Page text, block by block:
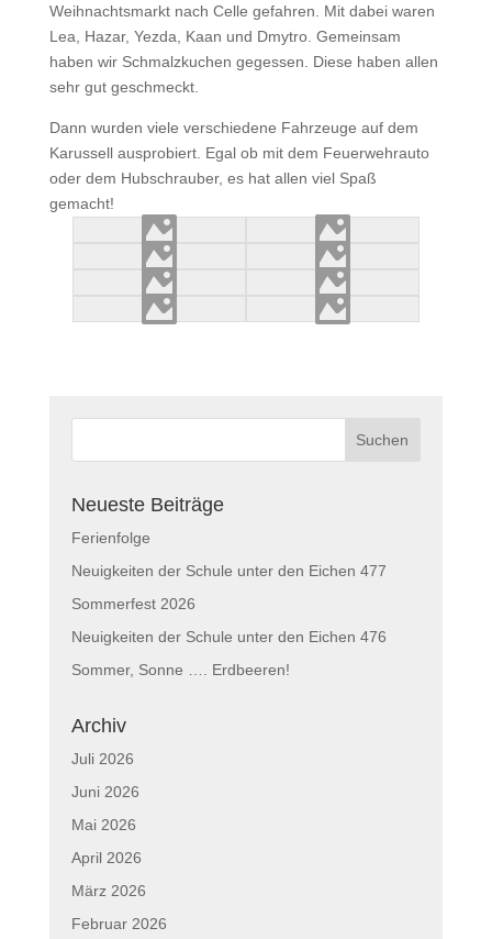
Weihnachtsmarkt nach Celle gefahren. Mit dabei waren
Lea, Hazar, Yezda, Kaan und Dmytro. Gemeinsam
haben wir Schmalzkuchen gegessen. Diese haben allen
sehr gut geschmeckt.
Dann wurden viele verschiedene Fahrzeuge auf dem
Karussell ausprobiert. Egal ob mit dem Feuerwehrauto
oder dem Hubschrauber, es hat allen viel Spaß
gemacht!
Neueste Beiträge
Ferienfolge
Neuigkeiten der Schule unter den Eichen 477
Sommerfest 2026
Neuigkeiten der Schule unter den Eichen 476
Sommer, Sonne …. Erdbeeren!
Archiv
Juli 2026
Juni 2026
Mai 2026
April 2026
März 2026
Februar 2026